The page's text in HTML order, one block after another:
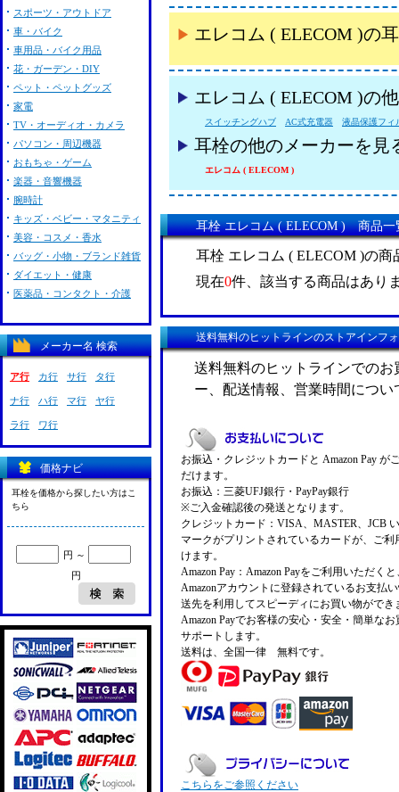
エレコム ( ELECOM )の
エレコム ( ELECOM )の
スイッチングハブ AC式充電器 液晶保護フィ
耳栓の他のメーカーを見
エレコム ( ELECOM )
耳栓 エレコム ( ELECOM ) 商品一
耳栓 エレコム ( ELECOM )の商
現在0件、該当する商品はあり
送料無料のヒットラインのストアインフ
送料無料のヒットラインでの
ー、配送情報、営業時間につ
お振込・クレジットカードと Amazon Pay が
だけます。
お振込：三菱UFJ銀行・PayPay銀行
※ご入金確認後の発送となります。
クレジットカード：VISA、MASTER、JCB
マークがプリントされているカードが、ご利
けます。
Amazon Pay：Amazon Payをご利用いただく
Amazonアカウントに登録されているお支払
送先を利用してスピーディにお買い物ができ
Amazon Payでお客様の安心・安全・簡単な
サポートします。
送料は、全国一律 無料です。
こちらをご参照ください
スポーツ・アウトドア
車・バイク
車用品・バイク用品
花・ガーデン・DIY
ペット・ペットグッズ
家電
TV・オーディオ・カメラ
パソコン・周辺機器
おもちゃ・ゲーム
楽器・音響機器
腕時計
キッズ・ベビー・マタニティ
美容・コスメ・香水
バッグ・小物・ブランド雑貨
ダイエット・健康
医薬品・コンタクト・介護
メーカー名 検索
ア行 カ行 サ行 タ行
ナ行 ハ行 マ行 ヤ行
ラ行 ワ行
価格ナビ
耳栓を価格から探したい方はこ
ちら
円 ～
円